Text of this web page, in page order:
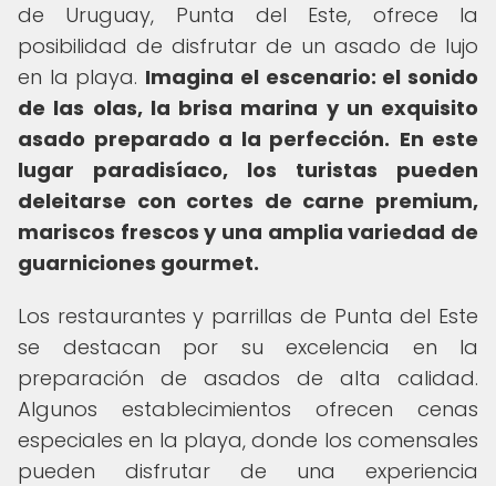
de Uruguay, Punta del Este, ofrece la
posibilidad de disfrutar de un asado de lujo
en la playa. Imagina el escenario: el sonido
de las olas, la brisa marina y un exquisito
asado preparado a la perfección. En este
lugar paradisíaco, los turistas pueden
deleitarse con cortes de carne premium,
mariscos frescos y una amplia variedad de
guarniciones gourmet.
Los restaurantes y parrillas de Punta del Este
se destacan por su excelencia en la
preparación de asados de alta calidad.
Algunos establecimientos ofrecen cenas
especiales en la playa, donde los comensales
pueden disfrutar de una experiencia